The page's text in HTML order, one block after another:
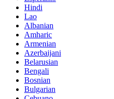
Hindi
Lao
Albanian
Amharic
Armenian
Azerbaijani
Belarusian
Bengali
Bosnian
Bulgarian